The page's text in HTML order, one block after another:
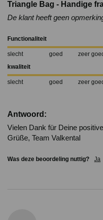
Triangle Bag - Handige
De klant heeft geen
Functionaliteit
slecht goed zeer
kwaliteit
slecht goed zeer
Antwoord:
Vielen Dank für Deine
Grüße, Team Valkental
Was deze beoordeling nuttig? Ja